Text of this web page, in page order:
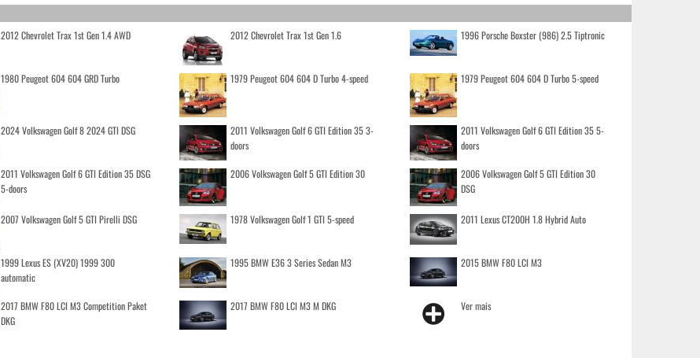
2012 Chevrolet Trax 1st Gen 1.4 AWD 2012 Chevrolet Trax 1st Gen 1.6 1996 Porsche Boxster (986) 2.5 Tiptronic
1980 Peugeot 604 604 GRD Turbo 1979 Peugeot 604 604 D Turbo 4-speed 1979 Peugeot 604 604 D Turbo 5-speed
2024 Volkswagen Golf 8 2024 GTI DSG
2011 Volkswagen Golf 6 GTI Edition 35 3-
doors
2011 Volkswagen Golf 6 GTI Edition 35 5-
doors
2011 Volkswagen Golf 6 GTI Edition 35 DSG
5-doors
2006 Volkswagen Golf 5 GTI Edition 30
2006 Volkswagen Golf 5 GTI Edition 30
DSG
2007 Volkswagen Golf 5 GTI Pirelli DSG 1978 Volkswagen Golf 1 GTI 5-speed 2011 Lexus CT200H 1.8 Hybrid Auto
1999 Lexus ES (XV20) 1999 300
automatic
1995 BMW E36 3 Series Sedan M3 2015 BMW F80 LCI M3
2017 BMW F80 LCI M3 Competition Paket
DKG
2017 BMW F80 LCI M3 M DKG Ver mais